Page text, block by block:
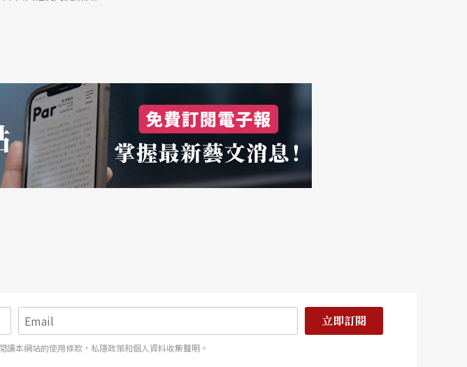
立即訂閱
本網站的使用條款，私隱政策和個人資料收集聲明。